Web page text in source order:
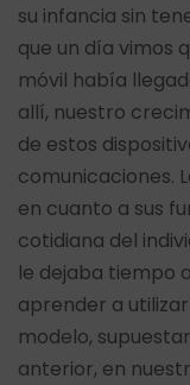
su infancia sin
que un día vimos
móvil había
allí, nuestro
de estos
comunicaciones.
en cuanto a sus
cotidiana del
le dejaba tiempo
aprender a
modelo,
anterior, en